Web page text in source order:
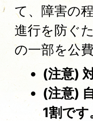
て、障害の
進行を防ぐ
の一部を公
(注意)
(注意)
1割です